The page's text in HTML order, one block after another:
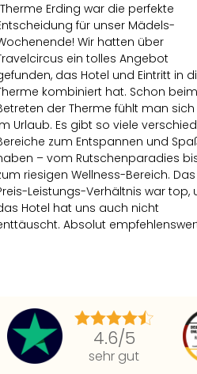
Erding war die perfekte
für unser Mädels-
Wir hatten über
ein tolles Angebot
das Hotel und Eintritt in
kombiniert hat. Schon beim
der Therme fühlt man sich
Urlaub. Es gibt so viele
zum Entspannen und
– vom Rutschenparadies
riesigen Wellness-Bereich. Das
Leistungs-Verhältnis war top,
Hotel hat uns auch nicht
Absolut
4.6/5
sehr gut